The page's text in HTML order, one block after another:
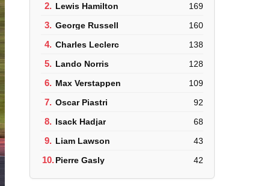
2. Lewis Hamilton 169
3. George Russell 160
4. Charles Leclerc 138
5. Lando Norris 128
6. Max Verstappen 109
7. Oscar Piastri 92
8. Isack Hadjar 68
9. Liam Lawson 43
10.Pierre Gasly 42